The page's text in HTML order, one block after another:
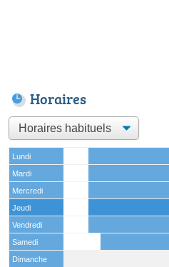
Horaires
Lundi
Mardi
Mercredi
Jeudi
Vendredi
Samedi
Dimanche